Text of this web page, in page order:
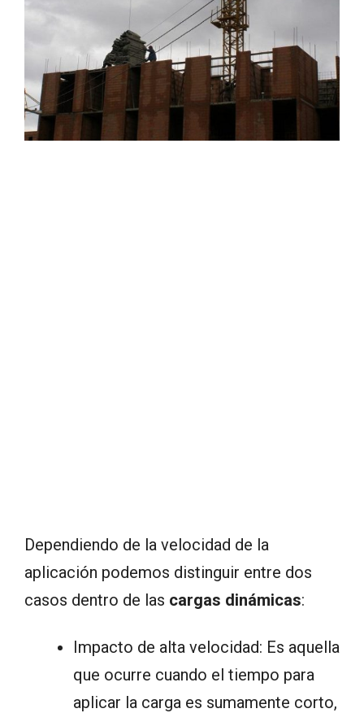
Dependiendo de la velocidad de la
aplicación podemos distinguir entre dos
casos dentro de las cargas dinámicas:
Impacto de alta velocidad: Es aquella
que ocurre cuando el tiempo para
aplicar la carga es sumamente corto,